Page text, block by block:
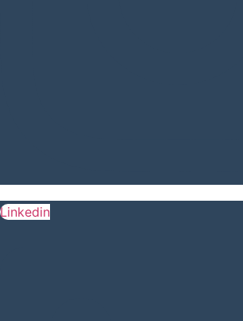
Linkedin